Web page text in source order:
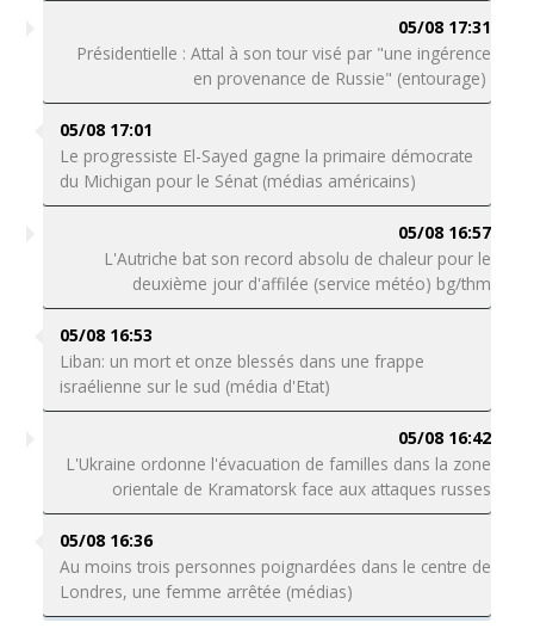
05/08 17:31
Présidentielle : Attal à son tour visé par "une ingérence
en provenance de Russie" (entourage)
05/08 17:01
Le progressiste El-Sayed gagne la primaire démocrate
du Michigan pour le Sénat (médias américains)
05/08 16:57
L'Autriche bat son record absolu de chaleur pour le
deuxième jour d'affilée (service météo) bg/thm
05/08 16:53
Liban: un mort et onze blessés dans une frappe
israélienne sur le sud (média d'Etat)
05/08 16:42
L'Ukraine ordonne l'évacuation de familles dans la zone
orientale de Kramatorsk face aux attaques russes
05/08 16:36
Au moins trois personnes poignardées dans le centre de
Londres, une femme arrêtée (médias)